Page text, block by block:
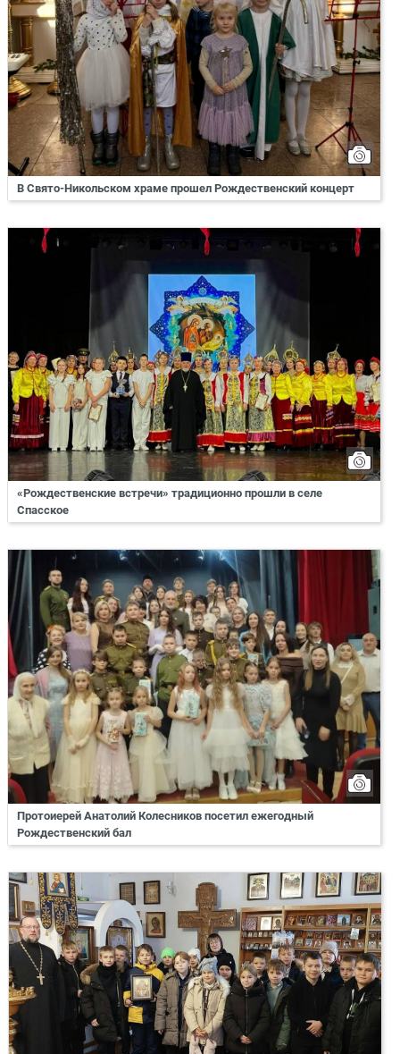
В Свято-Никольском храме прошел Рождественский концерт
«Рождественские встречи» традиционно прошли в селе
Спасское
Протоиерей Анатолий Колесников посетил ежегодный
Рождественский бал